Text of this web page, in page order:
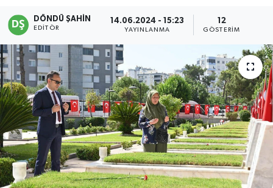
DÖNDÜ ŞAHİN
EDITÖR
14.06.2024 - 15:23
YAYINLANMA
12
GÖSTERIM